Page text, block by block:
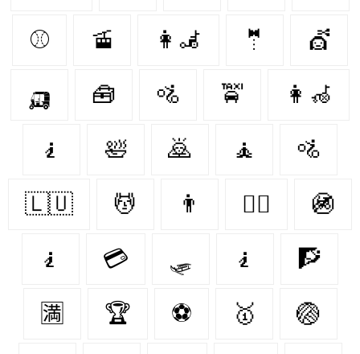
⚾️ 🚡 👩‍🦼 🤵 💇
🛺 🧰 🚵 🚖 👩‍🦽
🧎 🛀 🙇‍ 🧘 🚵‍
🇱🇺 💆‍ 👨‍ 🤼‍♂️ 🚳
🧎‍ 💳 🛷 🧎‍️ 🧗‍
🈵 🏆 ⚽️ 🥇 🏐